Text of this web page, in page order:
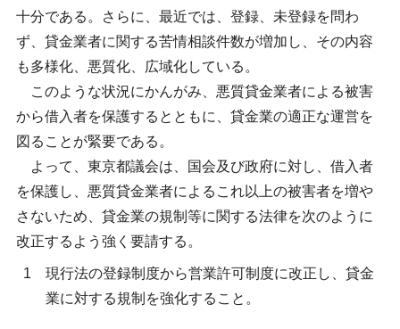
十分である。さらに、最近では、登録、未登録を問わ
ず、貸金業者に関する苦情相談件数が増加し、その内容
も多様化、悪質化、広域化している。
このような状況にかんがみ、悪質貸金業者による被害
から借入者を保護するとともに、貸金業の適正な運営を
図ることが緊要である。
よって、東京都議会は、国会及び政府に対し、借入者
を保護し、悪質貸金業者によるこれ以上の被害者を増や
さないため、貸金業の規制等に関する法律を次のように
改正するよう強く要請する。
1
現行法の登録制度から営業許可制度に改正し、貸金
業に対する規制を強化すること。